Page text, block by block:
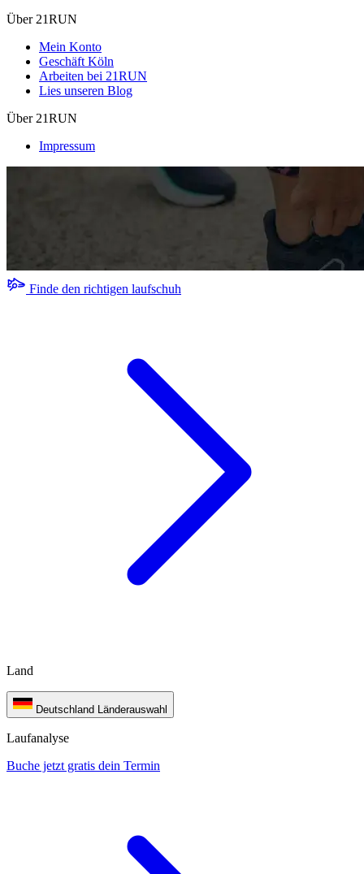
Über 21RUN
Mein Konto
Geschäft Köln
Arbeiten bei 21RUN
Lies unseren Blog
Über 21RUN
Impressum
Finde den richtigen laufschuh
Land
Deutschland Länderauswahl
Laufanalyse
Buche jetzt gratis dein Termin